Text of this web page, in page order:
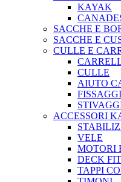
KAYAK
SACCHE E
SACCHE E
CULLE E
CULLE
AIUTO
ACCESSORI
VELE
MOTORI
DECK
TAPPI